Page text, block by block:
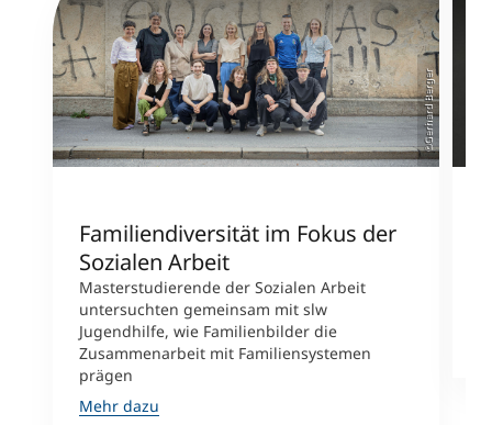
©Gerhard Berger
Familiendiversität im Fokus der
Sozialen Arbeit
Masterstudierende der Sozialen Arbeit
untersuchten gemeinsam mit slw
Jugendhilfe, wie Familienbilder die
Zusammenarbeit mit Familiensystemen
prägen
Mehr dazu